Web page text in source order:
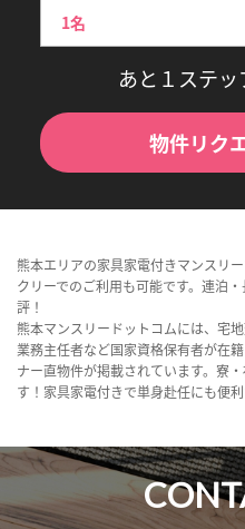
あと１ステッ
物件リク
熊本エリアの家具家電付きマンスリ
クリーでのご利用も可能です。連泊
評！
熊本マンスリードットコムには、宅
業務主任者など国家資格保有者が在
ナー直物件が掲載されています。寮
す！家具家電付きで単身赴任にも便利